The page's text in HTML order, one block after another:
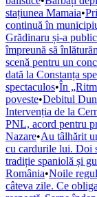
stațiunea Mamaia•
continuă în
Grădinaru și-a
împreună să
scenă pentru un
dată la Constanța
spectaculos•În
poveste•Debitul
Intervenția de la
PNL, acord pentru
Nazare•Au tâlhărit
cu cardurile lui. Doi
tradiție spaniolă și
România•Noile
câteva zile. Ce